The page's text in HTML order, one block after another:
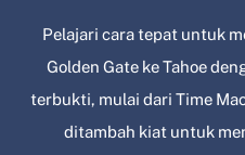
Pelajari cara tepat untuk
Golden Gate ke Tahoe
terbukti, mulai dari Time
ditambah kiat untuk